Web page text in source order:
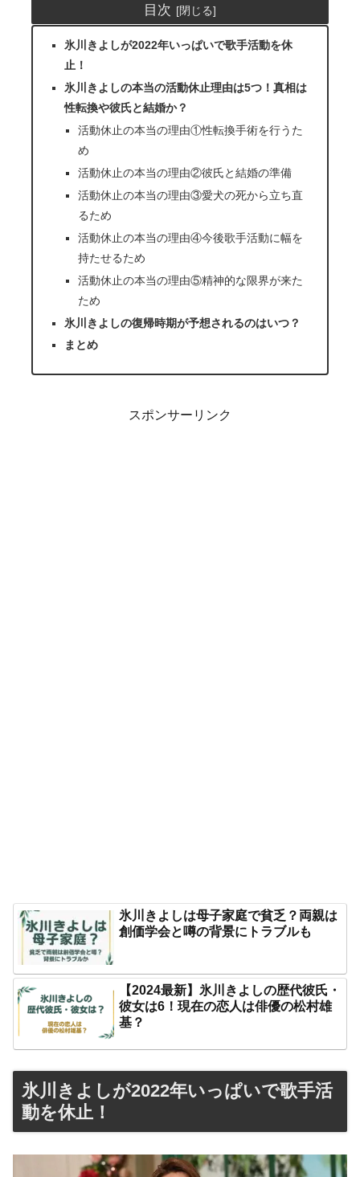
目次
氷川きよしが2022年いっぱいで歌手活動を休
止！
氷川きよしの本当の活動休止理由は5つ！真相は
性転換や彼氏と結婚か？
活動休止の本当の理由①性転換手術を行うた
め
活動休止の本当の理由②彼氏と結婚の準備
活動休止の本当の理由③愛犬の死から立ち直
るため
活動休止の本当の理由④今後歌手活動に幅を
持たせるため
活動休止の本当の理由⑤精神的な限界が来た
ため
氷川きよしの復帰時期が予想されるのはいつ？
まとめ
スポンサーリンク
氷川きよしは母子家庭で貧乏？両親は
創価学会と噂の背景にトラブルも
【2024最新】氷川きよしの歴代彼氏・
彼女は6！現在の恋人は俳優の松村雄
基？
氷川きよしが2022年いっぱいで歌手活
動を休止！